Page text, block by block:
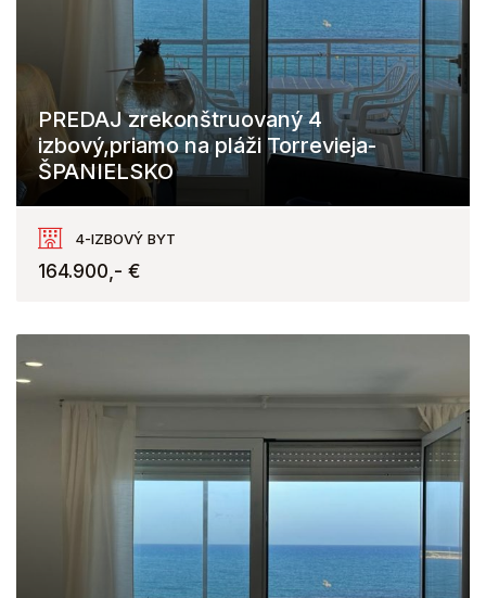
PREDAJ zrekonštruovaný 4
izbový,priamo na pláži Torrevieja-
ŠPANIELSKO
Torrevieja
4-IZBOVÝ BYT
164.900,- €